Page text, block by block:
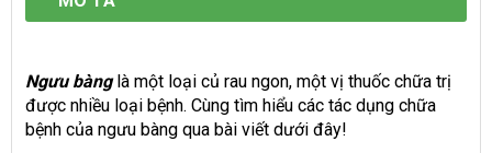
Ngưu bànglà một loại củ rau ngon, một vị thuốc chữa trị
được nhiều loại bệnh. Cùng tìm hiểu các tác dụng chữa
bệnh của ngưu bàng qua bài viết dưới đây!